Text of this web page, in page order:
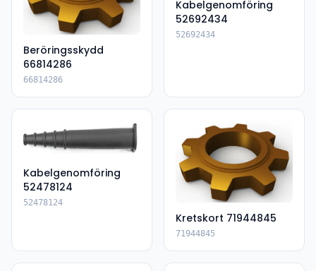
Beröringsskydd
66814286
66814286
Kabelgenomföring
52692434
52692434
Kabelgenomföring
52478124
52478124
Kretskort 71944845
71944845